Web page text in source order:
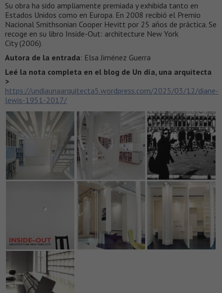
Su obra ha sido ampliamente premiada y exhibida tanto en
Estados Unidos como en Europa. En 2008 recibió el Premio
Nacional Smithsonian Cooper Hevitt por 25 años de práctica. Se
recoge en su libro Inside-Out: architecture New York
City (2006).
Autora de la entrada: Elsa Jiménez Guerra
Leé la nota completa en el blog de Un día, una arquitecta
>
https://undiaunaarquitecta5.wordpress.com/2025/03/12/diane-
lewis-1951-2017/